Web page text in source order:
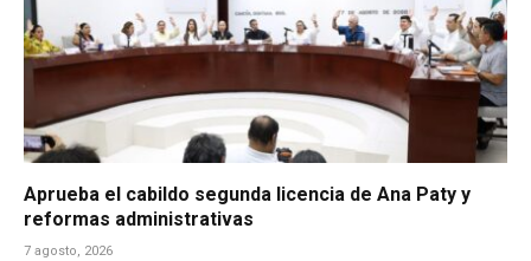
Aprueba el cabildo segunda licencia de Ana Paty y
reformas administrativas
7 agosto, 2026